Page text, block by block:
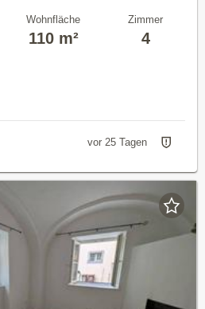
Wohnfläche
110 m²
Zimmer
4
vor 25 Tagen